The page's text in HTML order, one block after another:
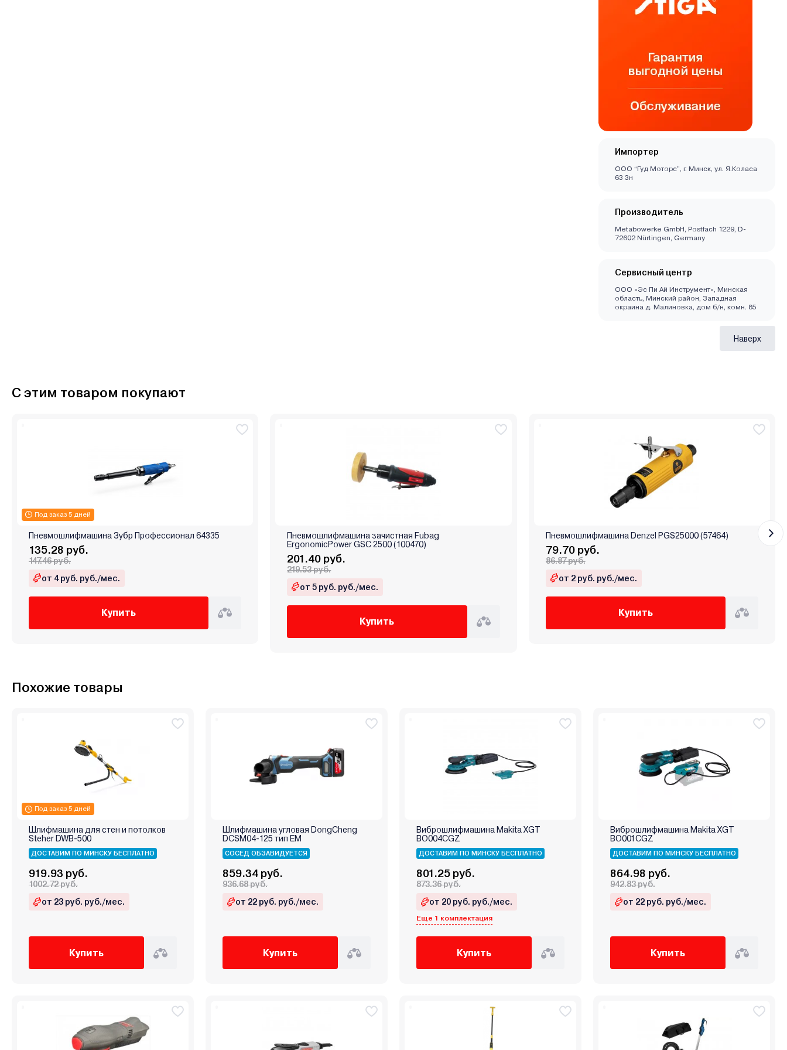
Импортер
ООО “Гуд Моторс”, г. Минск, ул. Я.Коласа
63 3н
Производитель
Metabowerke GmbH, Postfach 1229, D-
72602 Nürtingen, Germany
Сервисный центр
ООО «Эс Пи Ай Инструмент», Минская
область, Минский район, Западная
окраина д. Малиновка, дом б/н, комн. 85
Наверх
С этим товаром покупают
Под заказ 5 дней
Пневмошлифмашина Зубр Профессионал 64335
135.28 руб.
147.46 руб.
от 4 руб. руб./мес.
Купить
Пневмошлифмашина зачистная Fubag
ErgonomicPower GSC 2500 (100470)
201.40 руб.
219.53 руб.
от 5 руб. руб./мес.
Купить
Пневмошлифмашина Denzel PGS25000 (57464)
79.70 руб.
86.87 руб.
от 2 руб. руб./мес.
Купить
Похожие товары
Под заказ 5 дней
Шлифмашина для стен и потолков
Steher DWB-500
ДОСТАВИМ ПО МИНСКУ БЕСПЛАТНО
919.93 руб.
1002.72 руб.
от 23 руб. руб./мес.
Купить
Шлифмашина угловая DongCheng
DCSM04-125 тип EM
СОСЕД ОБЗАВИДУЕТСЯ
859.34 руб.
936.68 руб.
от 22 руб. руб./мес.
Купить
Виброшлифмашина Makita XGT
BO004CGZ
ДОСТАВИМ ПО МИНСКУ БЕСПЛАТНО
801.25 руб.
873.36 руб.
от 20 руб. руб./мес.
Еще 1 комплектация
Купить
Виброшлифмашина Makita XGT
BO001CGZ
ДОСТАВИМ ПО МИНСКУ БЕСПЛАТНО
864.98 руб.
942.83 руб.
от 22 руб. руб./мес.
Купить